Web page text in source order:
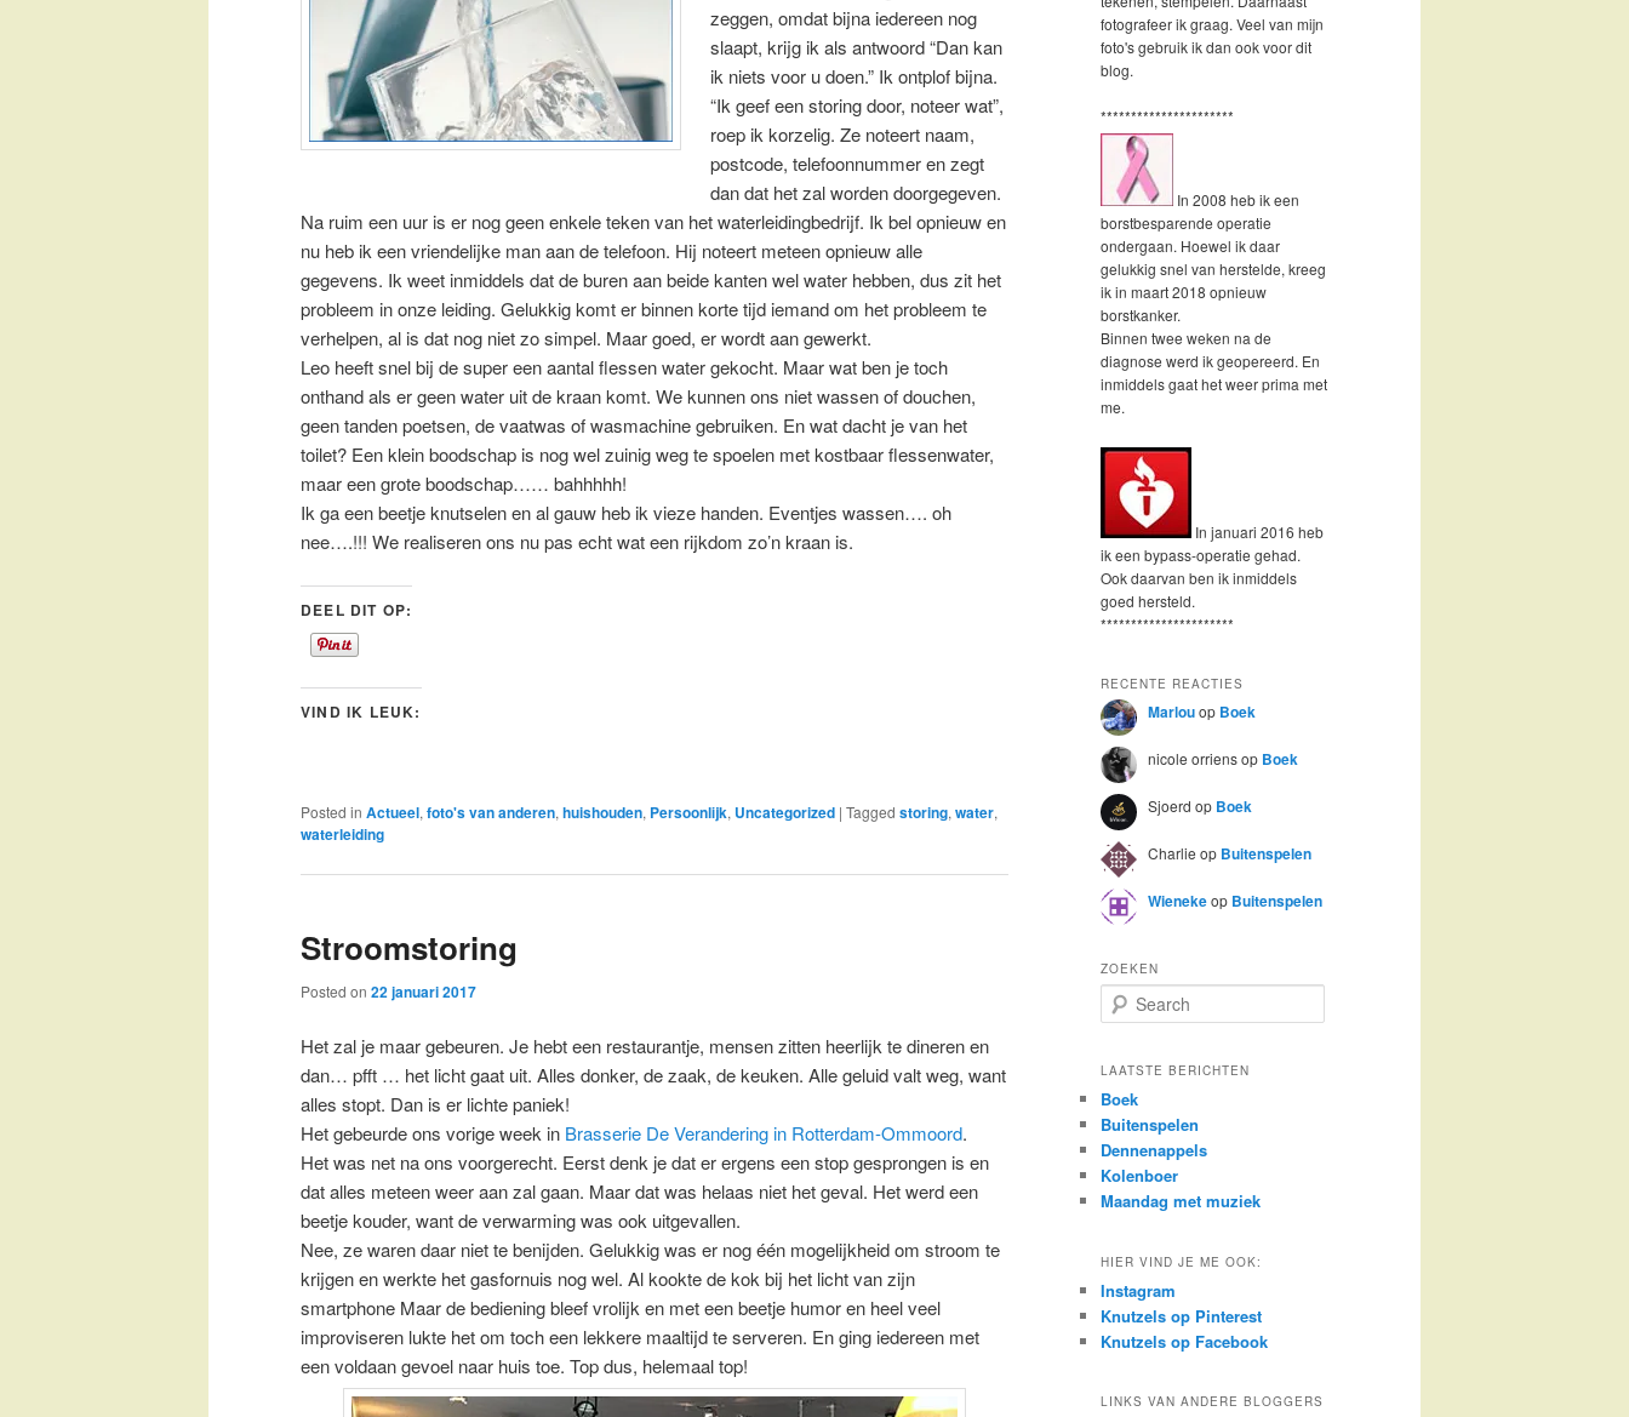
zeggen, omdat bijna iedereen nog
slaapt, krijg ik als antwoord “Dan kan
ik niets voor u doen.” Ik ontplof bijna.
“Ik geef een storing door, noteer wat”,
roep ik korzelig. Ze noteert naam,
postcode, telefoonnummer en zegt
dan dat het zal worden doorgegeven.
Na ruim een uur is er nog geen enkele teken van het waterleidingbedrijf. Ik bel opnieuw en
nu heb ik een vriendelijke man aan de telefoon. Hij noteert meteen opnieuw alle
gegevens. Ik weet inmiddels dat de buren aan beide kanten wel water hebben, dus zit het
probleem in onze leiding. Gelukkig komt er binnen korte tijd iemand om het probleem te
verhelpen, al is dat nog niet zo simpel. Maar goed, er wordt aan gewerkt.
Leo heeft snel bij de super een aantal flessen water gekocht. Maar wat ben je toch
onthand als er geen water uit de kraan komt. We kunnen ons niet wassen of douchen,
geen tanden poetsen, de vaatwas of wasmachine gebruiken. En wat dacht je van het
toilet? Een klein boodschap is nog wel zuinig weg te spoelen met kostbaar flessenwater,
maar een grote boodschap…… bahhhhh!
Ik ga een beetje knutselen en al gauw heb ik vieze handen. Eventjes wassen…. oh
nee….!!! We realiseren ons nu pas echt wat een rijkdom zo’n kraan is.
DEEL DIT OP:
VIND IK LEUK:
Posted in Actueel, foto's van anderen, huishouden, Persoonlijk, Uncategorized | Tagged storing, water,
waterleiding
Stroomstoring
Posted on 22 januari 2017
Het zal je maar gebeuren. Je hebt een restaurantje, mensen zitten heerlijk te dineren en
dan… pfft … het licht gaat uit. Alles donker, de zaak, de keuken. Alle geluid valt weg, want
alles stopt. Dan is er lichte paniek!
Het gebeurde ons vorige week in Brasserie De Verandering in Rotterdam-Ommoord.
Het was net na ons voorgerecht. Eerst denk je dat er ergens een stop gesprongen is en
dat alles meteen weer aan zal gaan. Maar dat was helaas niet het geval. Het werd een
beetje kouder, want de verwarming was ook uitgevallen.
Nee, ze waren daar niet te benijden. Gelukkig was er nog één mogelijkheid om stroom te
krijgen en werkte het gasfornuis nog wel. Al kookte de kok bij het licht van zijn
smartphone Maar de bediening bleef vrolijk en met een beetje humor en heel veel
improviseren lukte het om toch een lekkere maaltijd te serveren. En ging iedereen met
een voldaan gevoel naar huis toe. Top dus, helemaal top!
fotografeer ik graag. Veel van mijn
foto's gebruik ik dan ook voor dit
blog.
**********************
In 2008 heb ik een
borstbesparende operatie
ondergaan. Hoewel ik daar
gelukkig snel van herstelde, kreeg
ik in maart 2018 opnieuw
borstkanker.
Binnen twee weken na de
diagnose werd ik geopereerd. En
inmiddels gaat het weer prima met
me.
In januari 2016 heb
ik een bypass-operatie gehad.
Ook daarvan ben ik inmiddels
goed hersteld.
**********************
RECENTE REACTIES
Marlouop Boek
nicole orriensop Boek
Sjoerd op Boek
Charlie op Buitenspelen
Wienekeop Buitenspelen
ZOEKEN
e
r
h
LAATSTE BERICHTEN
Boek
Buitenspelen
Dennenappels
Kolenboer
Maandag met muziek
HIER VIND JE ME OOK:
Instagram
Knutzels op Pinterest
Knutzels op Facebook
LINKS VAN ANDERE BLOGGERS